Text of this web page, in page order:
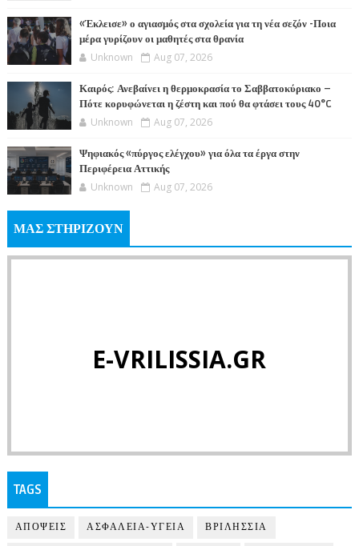
«Έκλεισε» ο αγιασμός στα σχολεία για τη νέα σεζόν -Ποια
μέρα γυρίζουν οι μαθητές στα θρανία
Unknown Aug 07, 2026
Καιρός: Ανεβαίνει η θερμοκρασία το Σαββατοκύριακο –
Πότε κορυφώνεται η ζέστη και πού θα φτάσει τους 40°C
Unknown Aug 07, 2026
Ψηφιακός «πύργος ελέγχου» για όλα τα έργα στην
Περιφέρεια Αττικής
Unknown Aug 07, 2026
ΜΑΣ ΣΤΗΡΙΖΟΥΝ
E-VRILISSIA.GR
TAGS
ΑΠΟΨΕΙΣ ΑΣΦΑΛΕΙΑ-ΥΓΕΙΑ ΒΡΙΛΗΣΣΙΑ